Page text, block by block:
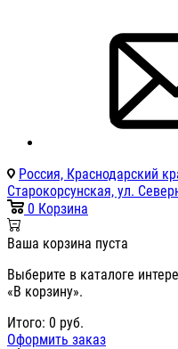
Россия, Краснодарский
Старокорсунская, ул.
0 Корзина
Ваша корзина пуста
Выберите в каталоге
«В корзину».
Итого: 0 руб.
Оформить заказ